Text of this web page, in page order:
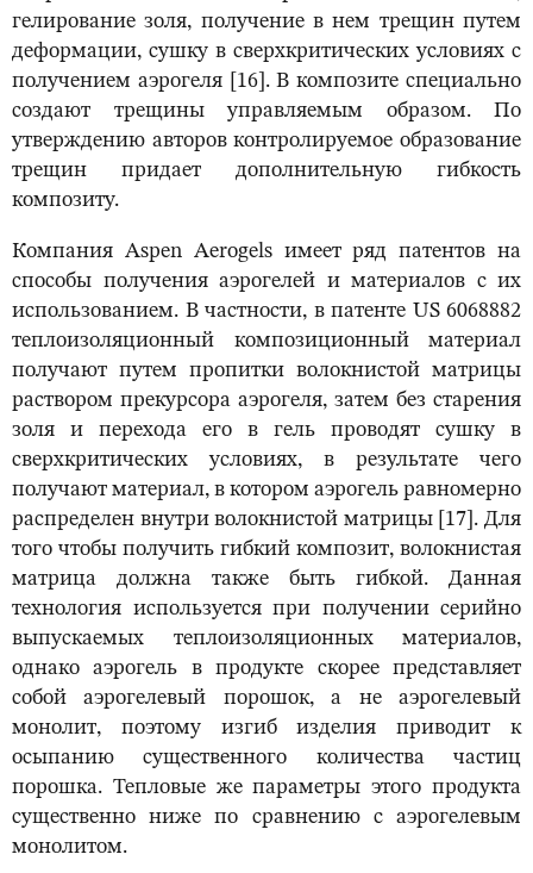
гелирование золя, получение в нем трещин путем
деформации, сушку в сверхкритических условиях с
получением аэрогеля [16]. В композите специально
создают трещины управляемым образом. По
утверждению авторов контролируемое образование
трещин придает дополнительную гибкость
композиту.
Компания Aspen Aerogels имеет ряд патентов на
способы получения аэрогелей и материалов с их
использованием. В частности, в патенте US 6068882
теплоизоляционный композиционный материал
получают путем пропитки волокнистой матрицы
раствором прекурсора аэрогеля, затем без старения
золя и перехода его в гель проводят сушку в
сверхкритических условиях, в результате чего
получают материал, в котором аэрогель равномерно
распределен внутри волокнистой матрицы [17]. Для
того чтобы получить гибкий композит, волокнистая
матрица должна также быть гибкой. Данная
технология используется при получении серийно
выпускаемых теплоизоляционных материалов,
однако аэрогель в продукте скорее представляет
собой аэрогелевый порошок, а не аэрогелевый
монолит, поэтому изгиб изделия приводит к
осыпанию существенного количества частиц
порошка. Тепловые же параметры этого продукта
существенно ниже по сравнению с аэрогелевым
монолитом.